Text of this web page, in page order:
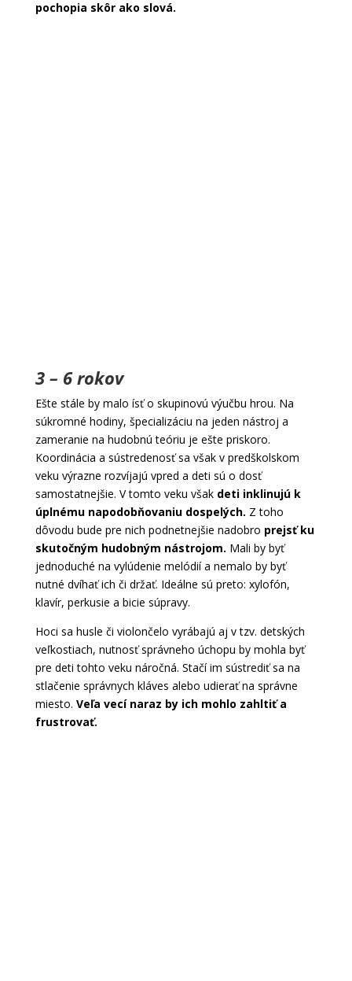
pochopia skôr ako slová.
3 – 6 rokov
Ešte stále by malo ísť o skupinovú výučbu hrou. Na
súkromné hodiny, špecializáciu na jeden nástroj a
zameranie na hudobnú teóriu je ešte priskoro.
Koordinácia a sústredenosť sa však v predškolskom
veku výrazne rozvíjajú vpred a deti sú o dosť
samostatnejšie. V tomto veku však deti inklinujú k
úplnému napodobňovaniu dospelých. Z toho
dôvodu bude pre nich podnetnejšie nadobro prejsť ku
skutočným hudobným nástrojom. Mali by byť
jednoduché na vylúdenie melódií a nemalo by byť
nutné dvíhať ich či držať. Ideálne sú preto: xylofón,
klavír, perkusie a bicie súpravy.
Hoci sa husle či violončelo vyrábajú aj v tzv. detských
veľkostiach, nutnosť správneho úchopu by mohla byť
pre deti tohto veku náročná. Stačí im sústrediť sa na
stlačenie správnych kláves alebo udierať na správne
miesto. Veľa vecí naraz by ich mohlo zahltiť a
frustrovať.